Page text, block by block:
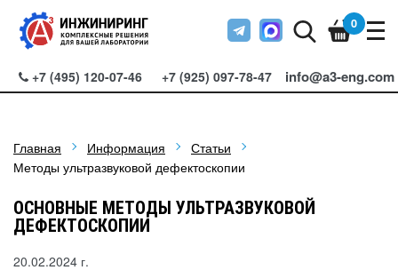
+7 (495) 120-07-46 +7 (925) 097-78-47 info@a3-eng.com
0
Главная Информация
Статьи
Методы ультразвуковой дефектоскопии
ОСНОВНЫЕ МЕТОДЫ УЛЬТРАЗВУКОВОЙ
ДЕФЕКТОСКОПИИ
20.02.2024 г.